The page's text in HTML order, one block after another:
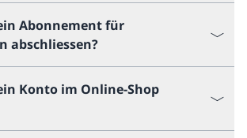
Abonnement für
abschliessen?
Konto im Online-Shop